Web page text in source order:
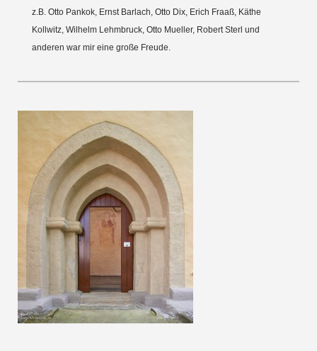
z.B. Otto Pankok, Ernst Barlach, Otto Dix, Erich Fraaß, Käthe
Kollwitz, Wilhelm Lehmbruck, Otto Mueller, Robert Sterl und
anderen war mir eine große Freude.